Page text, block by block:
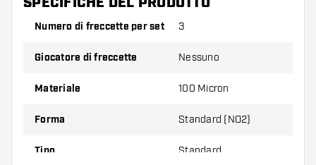
spessore diverso di alette per scoprire quale
Numero di freccette per set 3
Giocatore di freccette Nessuno
Materiale 100 Micron
Forma Standard (NO2)
Tipo Standard